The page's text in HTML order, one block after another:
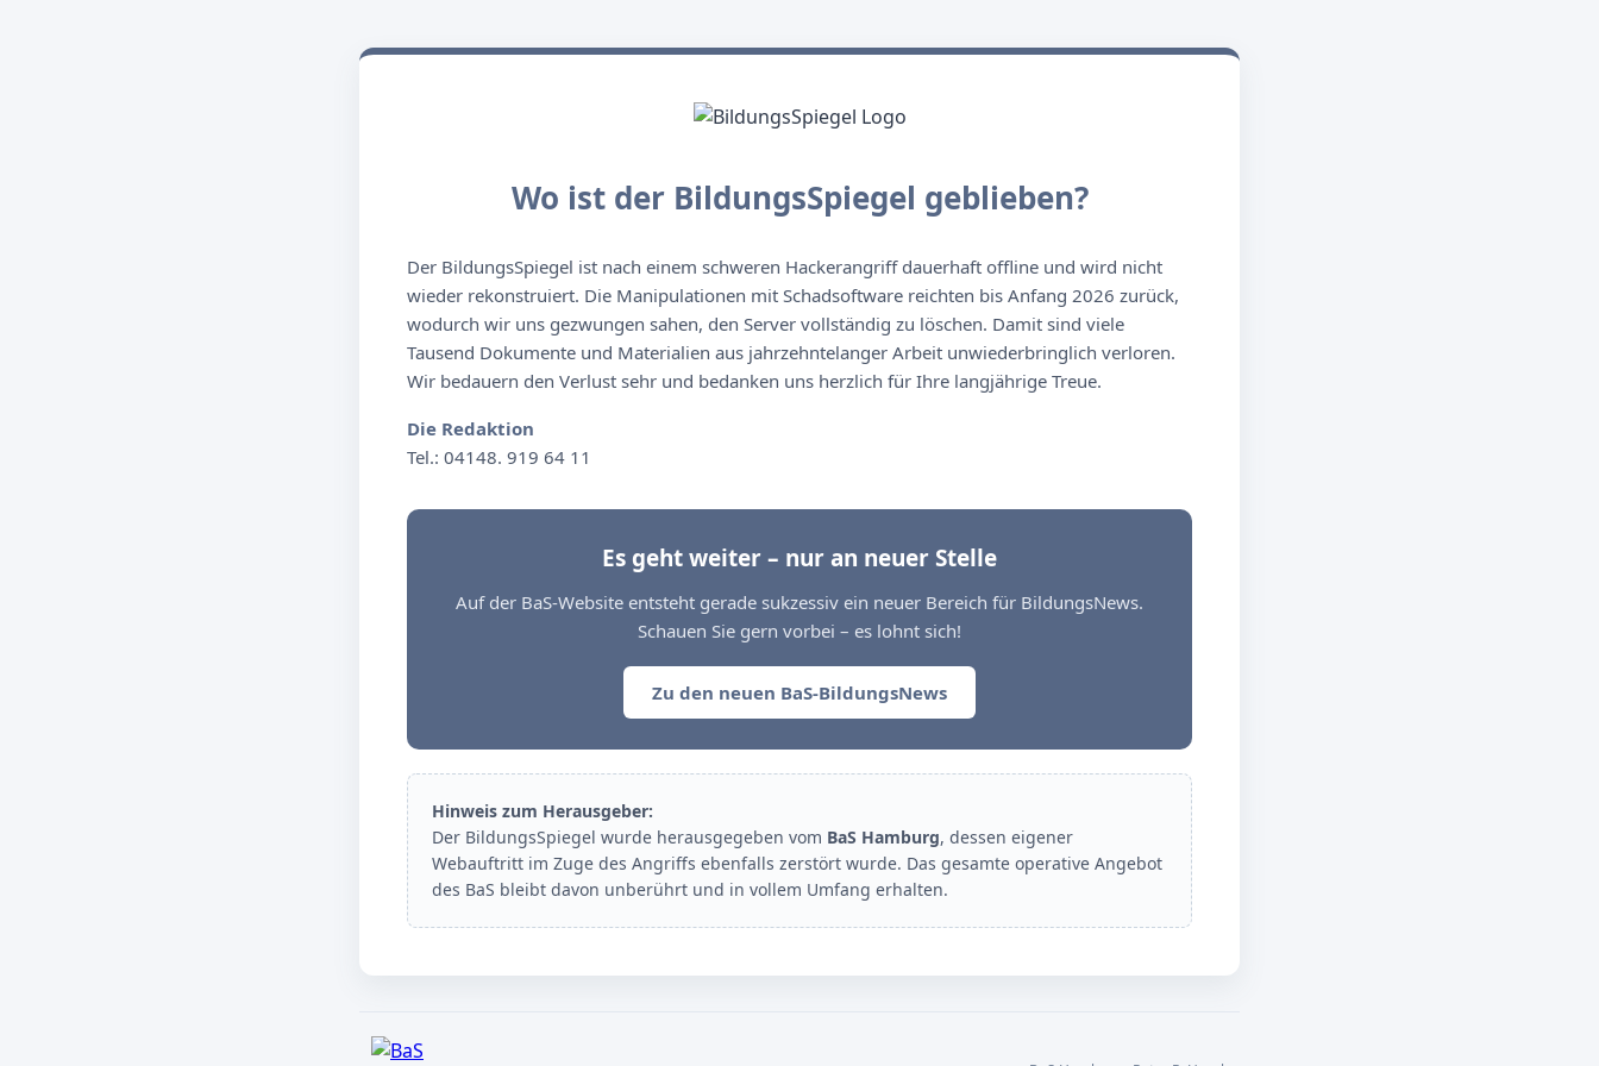
Wo ist der BildungsSpiegel geblieben?
Der BildungsSpiegel ist nach einem schweren Hackerangriff dauerhaft offline und wird nicht
wieder rekonstruiert. Die Manipulationen mit Schadsoftware reichten bis Anfang 2026 zurück,
wodurch wir uns gezwungen sahen, den Server vollständig zu löschen. Damit sind viele
Tausend Dokumente und Materialien aus jahrzehntelanger Arbeit unwiederbringlich verloren.
Wir bedauern den Verlust sehr und bedanken uns herzlich für Ihre langjährige Treue.
Die Redaktion
Tel.: 04148. 919 64 11
Es geht weiter – nur an neuer Stelle
Auf der BaS-Website entsteht gerade sukzessiv ein neuer Bereich für BildungsNews.
Schauen Sie gern vorbei – es lohnt sich!
Zu den neuen BaS-BildungsNews
Hinweis zum Herausgeber:
Der BildungsSpiegel wurde herausgegeben vom BaS Hamburg, dessen eigener
Webauftritt im Zuge des Angriffs ebenfalls zerstört wurde. Das gesamte operative Angebot
des BaS bleibt davon unberührt und in vollem Umfang erhalten.